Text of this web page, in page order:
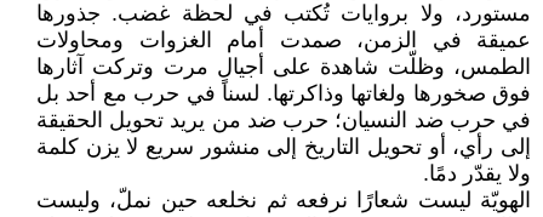
مستورد، ولا بروايات تُكتب في لحظة غضب. جذورها
عميقة في الزمن، صمدت أمام الغزوات ومحاولات
الطمس، وظلّت شاهدة على أجيالٍ مرت وتركت آثارها
فوق صخورها ولغاتها وذاكرتها. لسنا في حرب مع أحد بل
في حرب ضد النسيان؛ حرب ضد من يريد تحويل الحقيقة
إلى رأي، أو تحويل التاريخ إلى منشور سريع لا يزن كلمة
ولا يقدّر دمًا.
الهويّة ليست شعارًا نرفعه ثم نخلعه حين نملّ، وليست